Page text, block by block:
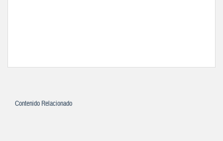
Contenido Relacionado